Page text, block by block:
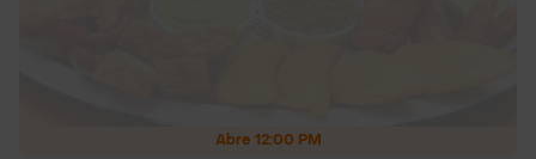
Abre 12:00 PM